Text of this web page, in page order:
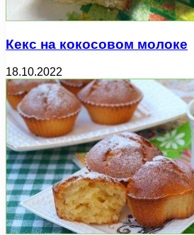
Кекс на кокосовом молоке
18.10.2022